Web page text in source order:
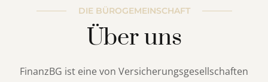
DIE BÜROGEMEINSCHAFT
Über uns
FinanzBG ist eine von Versicherungsgesellschaften